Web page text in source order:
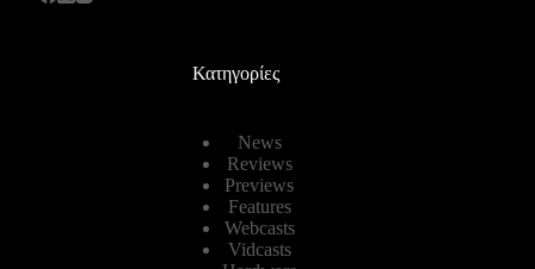
Κατηγορίες
News
Reviews
Previews
Features
Webcasts
Vidcasts